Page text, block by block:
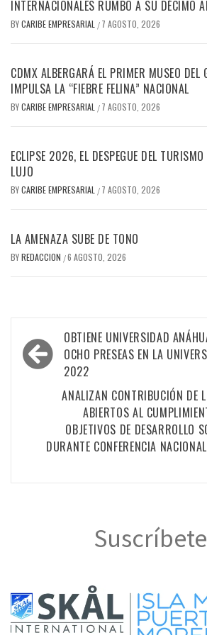
INTERNACIONALES RUMBO A SU DÉCIMO
BYCARIBE EMPRESARIAL / 7 AGOSTO, 2026
CDMX ALBERGARÁ EL PRIMER MUSEO DEL
IMPULSA LA “FIEBRE FELINA” NACIONAL
BYCARIBE EMPRESARIAL / 7 AGOSTO, 2026
ECLIPSE 2026, EL DESPEGUE DEL
LUJO
BYCARIBE EMPRESARIAL / 7 AGOSTO, 2026
LA AMENAZA SUBE DE TONO
BYREDACCION /6 AGOSTO, 2026
Navegación
de
entradas
OBTIENE UNIVERSIDAD
OCHO PRESEAS EN LA
2022
ANALIZAN CONTRIBUCIÓN DE
ABIERTOS AL
OBJETIVOS DE DESARROLLO
DURANTE CONFERENCIA